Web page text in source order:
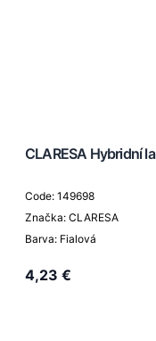
CLARESA Hybridní
Code: 149698
Značka: CLARESA
Barva: Fialová
4,23 €